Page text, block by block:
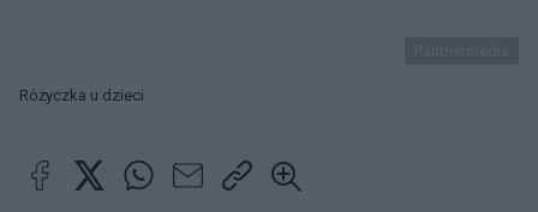
Różyczka u dzieci